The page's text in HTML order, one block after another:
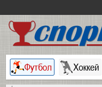
Футбол Хоккей